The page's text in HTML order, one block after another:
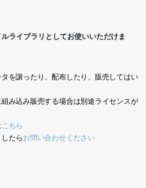
ライブラリとしてお使いいただけま
を譲ったり、配布したり、販売してはい
み込み販売する場合は別途ライセンスが
こちら
たらお問い合わせください